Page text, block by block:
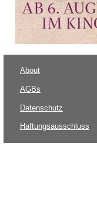
About
AGBs
Datenschutz
Haftungsausschluss